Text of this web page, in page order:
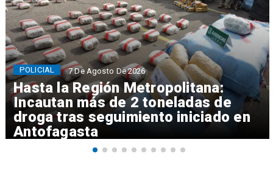
Hasta la Región Metropolitana:
Incautan más de 2 toneladas de
droga tras seguimiento iniciado en
Antofagasta
POLICIAL 7 De Agosto De 2026